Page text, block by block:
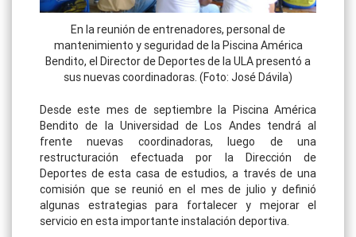
En la reunión de entrenadores, personal de
mantenimiento y seguridad de la Piscina América
Bendito, el Director de Deportes de la ULA presentó a
sus nuevas coordinadoras. (Foto: José Dávila)
Desde este mes de septiembre la Piscina América
Bendito de la Universidad de Los Andes tendrá al
frente nuevas coordinadoras, luego de una
restructuración efectuada por la Dirección de
Deportes de esta casa de estudios, a través de una
comisión que se reunió en el mes de julio y definió
algunas estrategias para fortalecer y mejorar el
servicio en esta importante instalación deportiva.